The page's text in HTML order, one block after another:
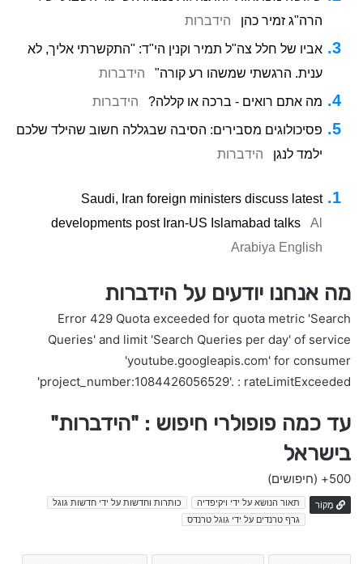
הרה"ג זמיר כהן
הידברות
אביו של חלל צה"ל תמיר וקנין הי"ד: "התקשרתי אליך, לא
ענית. הרגשתי שמשהו רע קורה"
הידברות
מה אתם רואים - ברכה או קללה? הידברות
פסיכולוגים מסבירים: הסיבה שבגללה חשוב שהילד שלכם
ילמד לנגן
הידברות
Saudi, Iran foreign ministers discuss latest
developments post Iran-US Islamabad talks
Al
Arabiya English
מה אנחנו יודעים על הידברות
Error 429 Quota exceeded for quota metric 'Search
Queries' and limit 'Search Queries per day' of service
'youtube.googleapis.com' for consumer
'project_number:1084426056529'. : rateLimitExceeded
עד כמה פופולרי חיפוש : "הידברות"
בישראל
500+ (חיפושים)
מָקוֹר תאור הנושא על ידי ויקיפדיה
כותרות וחדשות על ידי חדשות גוגל
גרף טרנדים על ידי גוגל טרנדס